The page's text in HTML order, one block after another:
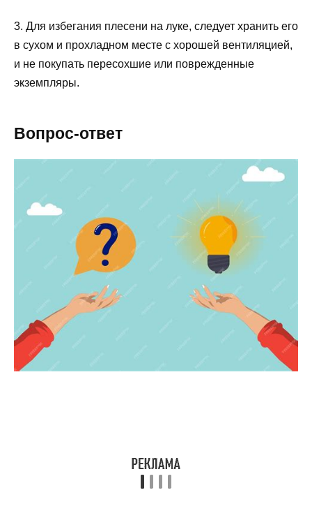
3. Для избегания плесени на луке, следует хранить его
в сухом и прохладном месте с хорошей вентиляцией,
и не покупать пересохшие или поврежденные
экземпляры.
Вопрос-ответ